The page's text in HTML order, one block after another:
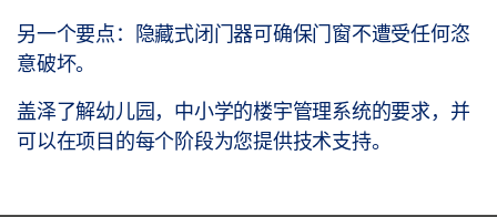
另一个要点：隐藏式闭门器可确保门窗不遭受任何恣
意破坏。
盖泽了解幼儿园，中小学的楼宇管理系统的要求，并
可以在项目的每个阶段为您提供技术支持。